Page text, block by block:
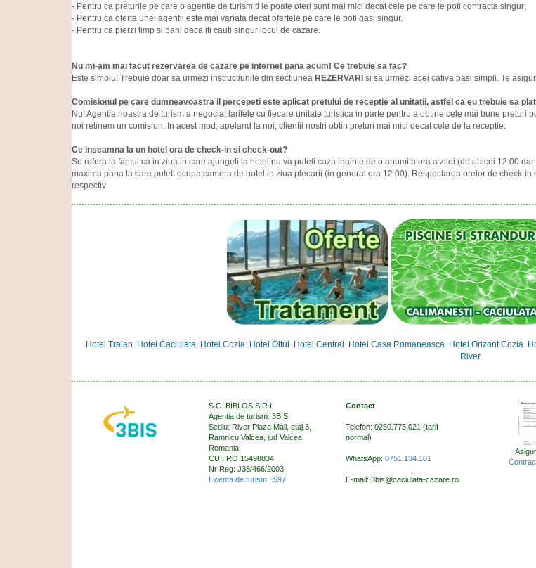
- Pentru ca preturile pe care o agentie de turism ti le poate oferi sunt mai mici decat cele pe care le poti contracta singur;
- Pentru ca oferta unei agentii este mai variata decat ofertele pe care le poti gasi singur.
- Pentru ca pierzi timp si bani daca iti cauti singur locul de cazare.
Nu mi-am mai facut rezervarea de cazare pe internet pana acum! Ce trebuie sa fac?
Este simplu! Trebuie doar sa urmezi instructiunile din sectiunea REZERVARI si sa urmezi acei cativa pasi simpli. Te
Comisionul pe care dumneavoastra il percepeti este aplicat pretului de receptie al unitatii, astfel ca eu trebuie sa
Nu! Agentia noastra de turism a negociat tarifele cu fiecare unitate turistica in parte pentru a obtine cele mai bune
noi retinem un comision. In acest mod, apeland la noi, clientii nostri obtin preturi mai mici decat cele de la receptie.
Ce inseamna la un hotel ora de check-in si check-out?
Se refera la faptul ca in ziua in care ajungeti la hotel nu va puteti caza inainte de o anumita ora a zilei (de obicei 12.00
maxima pana la care puteti ocupa camera de hotel in ziua plecarii (in general ora 12.00). Respectarea orelor de check-
respectiv
Hotel Traian Hotel Caciulata Hotel Cozia Hotel Oltul Hotel Central Hotel Casa Romaneasca Hotel Orizont Cozia
River
S.C. BIBLOS S.R.L.
Agentia de turism: 3BIS
Sediu: River Plaza Mall, etaj 3,
Ramnicu Valcea, jud Valcea,
Romania
CUI: RO 15498834
Nr Reg: J38/466/2003
Licenta de turism : 597
Contact
Telefon: 0250.775.021 (tarif
normal)
WhatsApp: 0751.134.101
E-mail: 3bis@caciulata-cazare.ro